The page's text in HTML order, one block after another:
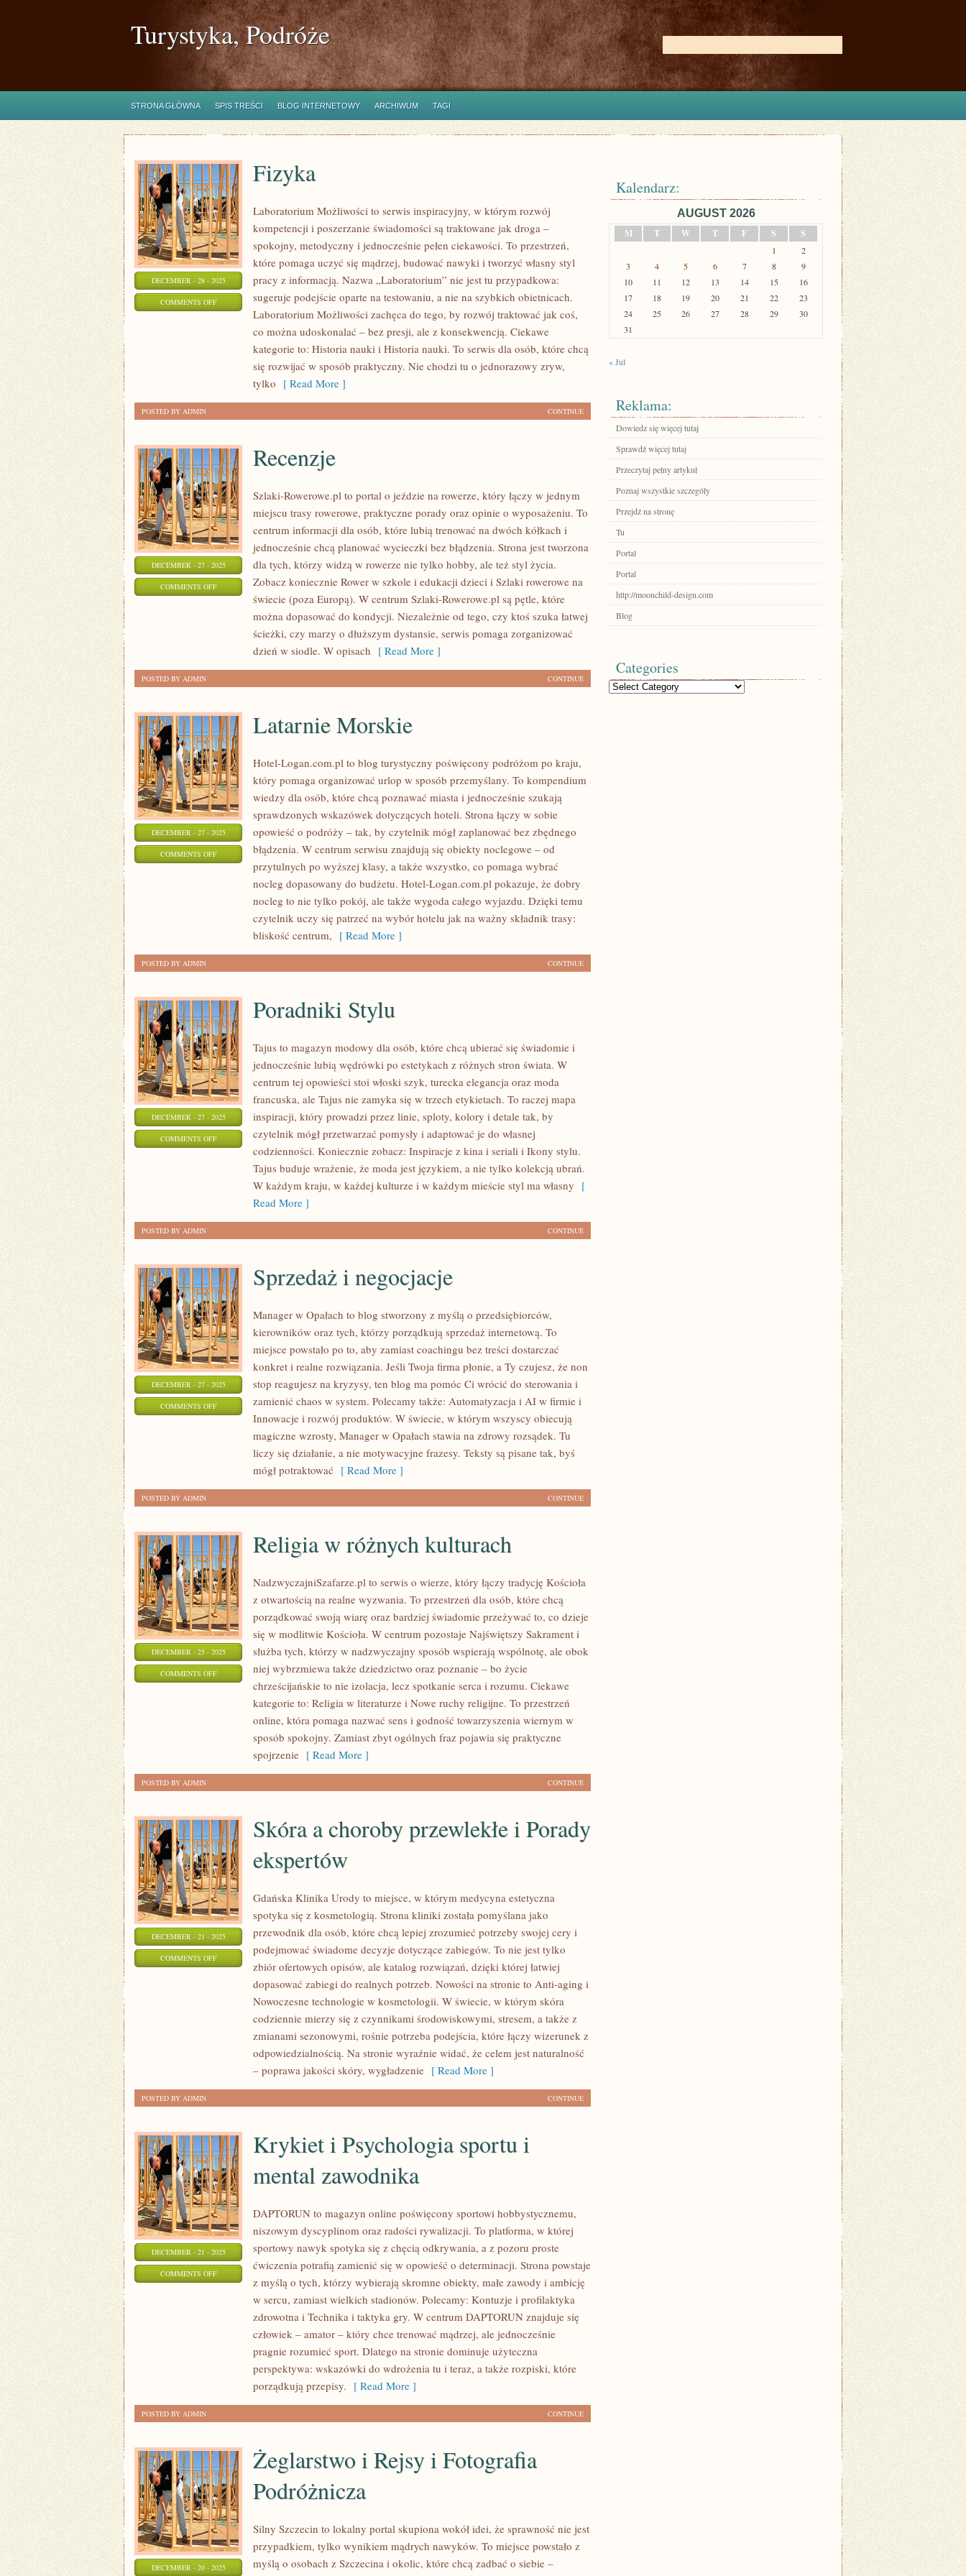
Turystyka, Podróże
STRONA GŁÓWNA SPIS TREŚCI BLOG INTERNETOWY ARCHIWUM TAGI
DECEMBER - 28 - 2025
COMMENTS OFFON
Fizyka
Laboratorium Możliwości to serwis inspiracyjny, w którym rozwój
kompetencji i poszerzanie świadomości są traktowane jak droga –
spokojny, metodyczny i jednocześnie pełen ciekawości. To przestrzeń,
które pomaga uczyć się mądrzej, budować nawyki i tworzyć własny styl
pracy z informacją. Nazwa „Laboratorium” nie jest tu przypadkowa:
sugeruje podejście oparte na testowaniu, a nie na szybkich obietnicach.
Laboratorium Możliwości zachęca do tego, by rozwój traktować jak coś,
co można udoskonalać – bez presji, ale z konsekwencją. Ciekawe
kategorie to: Historia nauki i Historia nauki. To serwis dla osób, które chcą
się rozwijać w sposób praktyczny. Nie chodzi tu o jednorazowy zryw,
tylko [ Read More ]
CONTINUE
POSTED BY ADMIN
DECEMBER - 27 - 2025
COMMENTS OFFON
Recenzje
Szlaki-Rowerowe.pl to portal o jeździe na rowerze, który łączy w jednym
miejscu trasy rowerowe, praktyczne porady oraz opinie o wyposażeniu. To
centrum informacji dla osób, które lubią trenować na dwóch kółkach i
jednocześnie chcą planować wycieczki bez błądzenia. Strona jest tworzona
dla tych, którzy widzą w rowerze nie tylko hobby, ale też styl życia.
Zobacz koniecznie Rower w szkole i edukacji dzieci i Szlaki rowerowe na
świecie (poza Europą). W centrum Szlaki-Rowerowe.pl są pętle, które
można dopasować do kondycji. Niezależnie od tego, czy ktoś szuka łatwej
ścieżki, czy marzy o dłuższym dystansie, serwis pomaga zorganizować
dzień w siodle. W opisach [ Read More ]
CONTINUE
POSTED BY ADMIN
DECEMBER - 27 - 2025
COMMENTS OFFON
Latarnie Morskie
Hotel-Logan.com.pl to blog turystyczny poświęcony podróżom po kraju,
który pomaga organizować urlop w sposób przemyślany. To kompendium
wiedzy dla osób, które chcą poznawać miasta i jednocześnie szukają
sprawdzonych wskazówek dotyczących hoteli. Strona łączy w sobie
opowieść o podróży – tak, by czytelnik mógł zaplanować bez zbędnego
błądzenia. W centrum serwisu znajdują się obiekty noclegowe – od
przytulnych po wyższej klasy, a także wszystko, co pomaga wybrać
nocleg dopasowany do budżetu. Hotel-Logan.com.pl pokazuje, że dobry
nocleg to nie tylko pokój, ale także wygoda całego wyjazdu. Dzięki temu
czytelnik uczy się patrzeć na wybór hotelu jak na ważny składnik trasy:
bliskość centrum, [ Read More ]
CONTINUE
POSTED BY ADMIN
DECEMBER - 27 - 2025
COMMENTS OFFON
PORADNIKI
Poradniki Stylu
Tajus to magazyn modowy dla osób, które chcą ubierać się świadomie i
jednocześnie lubią wędrówki po estetykach z różnych stron świata. W
centrum tej opowieści stoi włoski szyk, turecka elegancja oraz moda
francuska, ale Tajus nie zamyka się w trzech etykietach. To raczej mapa
inspiracji, który prowadzi przez linie, sploty, kolory i detale tak, by
czytelnik mógł przetwarzać pomysły i adaptować je do własnej
codzienności. Koniecznie zobacz: Inspiracje z kina i seriali i Ikony stylu.
Tajus buduje wrażenie, że moda jest językiem, a nie tylko kolekcją ubrań.
W każdym kraju, w każdej kulturze i w każdym mieście styl ma własny [
Read More ]
CONTINUE
POSTED BY ADMIN
DECEMBER - 27 - 2025
COMMENTS OFFON
NEGOCJACJE
Sprzedaż i negocjacje
Manager w Opałach to blog stworzony z myślą o przedsiębiorców,
kierowników oraz tych, którzy porządkują sprzedaż internetową. To
miejsce powstało po to, aby zamiast coachingu bez treści dostarczać
konkret i realne rozwiązania. Jeśli Twoja firma płonie, a Ty czujesz, że non
stop reagujesz na kryzysy, ten blog ma pomóc Ci wrócić do sterowania i
zamienić chaos w system. Polecamy także: Automatyzacja i AI w firmie i
Innowacje i rozwój produktów. W świecie, w którym wszyscy obiecują
magiczne wzrosty, Manager w Opałach stawia na zdrowy rozsądek. Tu
liczy się działanie, a nie motywacyjne frazesy. Teksty są pisane tak, byś
mógł potraktować [ Read More ]
CONTINUE
POSTED BY ADMIN
DECEMBER - 25 - 2025
COMMENTS OFFON
KULTURACH
Religia w różnych kulturach
NadzwyczajniSzafarze.pl to serwis o wierze, który łączy tradycję Kościoła
z otwartością na realne wyzwania. To przestrzeń dla osób, które chcą
porządkować swoją wiarę oraz bardziej świadomie przeżywać to, co dzieje
się w modlitwie Kościoła. W centrum pozostaje Najświętszy Sakrament i
służba tych, którzy w nadzwyczajny sposób wspierają wspólnotę, ale obok
niej wybrzmiewa także dziedzictwo oraz poznanie – bo życie
chrześcijańskie to nie izolacja, lecz spotkanie serca i rozumu. Ciekawe
kategorie to: Religia w literaturze i Nowe ruchy religijne. To przestrzeń
online, która pomaga nazwać sens i godność towarzyszenia wiernym w
sposób spokojny. Zamiast zbyt ogólnych fraz pojawia się praktyczne
spojrzenie [ Read More ]
CONTINUE
POSTED BY ADMIN
DECEMBER - 21 - 2025
COMMENTS OFFON
Skóra a choroby przewlekłe i Porady
ekspertów
Gdańska Klinika Urody to miejsce, w którym medycyna estetyczna
spotyka się z kosmetologią. Strona kliniki została pomyślana jako
przewodnik dla osób, które chcą lepiej zrozumieć potrzeby swojej cery i
podejmować świadome decyzje dotyczące zabiegów. To nie jest tylko
zbiór ofertowych opisów, ale katalog rozwiązań, dzięki której łatwiej
dopasować zabiegi do realnych potrzeb. Nowości na stronie to Anti-aging i
Nowoczesne technologie w kosmetologii. W świecie, w którym skóra
codziennie mierzy się z czynnikami środowiskowymi, stresem, a także z
zmianami sezonowymi, rośnie potrzeba podejścia, które łączy wizerunek z
odpowiedzialnością. Na stronie wyraźnie widać, że celem jest naturalność
– poprawa jakości skóry, wygładzenie [ Read More ]
CONTINUE
POSTED BY ADMIN
DECEMBER - 21 - 2025
COMMENTS OFFON
Krykiet i Psychologia sportu i
mental zawodnika
DAPTORUN to magazyn online poświęcony sportowi hobbystycznemu,
niszowym dyscyplinom oraz radości rywalizacji. To platforma, w której
sportowy nawyk spotyka się z chęcią odkrywania, a z pozoru proste
ćwiczenia potrafią zamienić się w opowieść o determinacji. Strona powstaje
z myślą o tych, którzy wybierają skromne obiekty, małe zawody i ambicję
w sercu, zamiast wielkich stadionów. Polecamy: Kontuzje i profilaktyka
zdrowotna i Technika i taktyka gry. W centrum DAPTORUN znajduje się
człowiek – amator – który chce trenować mądrzej, ale jednocześnie
pragnie rozumieć sport. Dlatego na stronie dominuje użyteczna
perspektywa: wskazówki do wdrożenia tu i teraz, a także rozpiski, które
porządkują przepisy. [ Read More ]
CONTINUE
POSTED BY ADMIN
DECEMBER - 20 - 2025
Żeglarstwo i Rejsy i Fotografia
Podróżnicza
Silny Szczecin to lokalny portal skupiona wokół idei, że sprawność nie jest
przypadkiem, tylko wynikiem mądrych nawyków. To miejsce powstało z
myślą o osobach z Szczecina i okolic, które chcą zadbać o siebie –
Kalendarz:
AUGUST 2026
M
T W T F S S
1
2
3
4 5 6 7 8
9
10
11 12 13 14 15
16
17
18 19 20 21 22
23
24
25 26 27 28 29
30
31
« Jul
Reklama:
Dowiedz się więcej tutaj
Sprawdź więcej tutaj
Przeczytaj pełny artykuł
Poznaj wszystkie szczegóły
Przejdź na stronę
Tu
Portal
Portal
http://moonchild-design.com
Blog
Categories
Categories